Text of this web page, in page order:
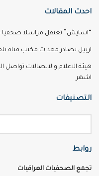
احدث المقالات
“اسايش” تعتقل مراسلا صحفيا
اربيل تصادر معدات مكتب قناة
اشهر
التصنيفات
روابط
تجمع الصحفيات العراقيات